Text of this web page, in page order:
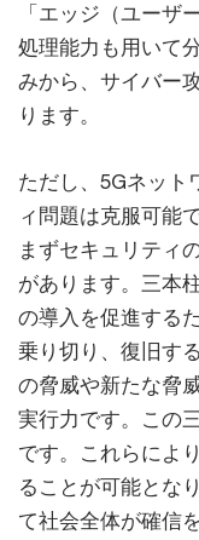
「エッジ（ユーザ
処理能力も用いて
みから、サイバー
ります。
ただし、5Gネット
ィ問題は克服可能
まずセキュリティ
があります。三本
の導入を促進する
乗り切り、復旧す
の脅威や新たな脅
実行力です。この
です。これらによ
ることが可能とな
て社会全体が確信